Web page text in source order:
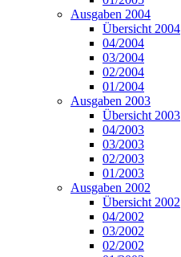
Ausgaben 2004
Übersicht 2004
04/2004
03/2004
02/2004
01/2004
Ausgaben 2003
Übersicht 2003
04/2003
03/2003
02/2003
01/2003
Ausgaben 2002
Übersicht 2002
04/2002
03/2002
02/2002